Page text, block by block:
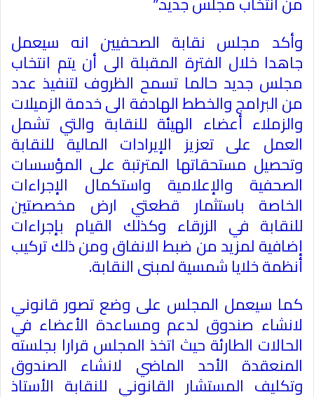
وأكد مجلس نقابة الصحفيين انه سيعمل
جاهدا خلال الفترة المقبلة الى أن يتم انتخاب
مجلس جديد حالما تسمح الظروف لتنفيذ عدد
من البرامج والخطط الهادفة الى خدمة الزميلات
والزملاء أعضاء الهيئة للنقابة والتي تشمل
العمل على تعزيز الإيرادات المالية للنقابة
وتحصيل مستحقاتها المترتبة على المؤسسات
الصحفية والإعلامية واستكمال الإجراءات
الخاصة باستثمار قطعتي ارض مخصصتين
للنقابة في الزرقاء وكذلك القيام بإجراءات
إضافية لمزيد من ضبط الانفاق ومن ذلك تركيب
أنظمة خلايا شمسية لمبنى النقابة.
كما سيعمل المجلس على وضع تصور قانوني
لانشاء صندوق لدعم ومساعدة الأعضاء في
الحالات الطارئة حيث اتخذ المجلس قرارا بجلسته
المنعقدة الأحد الماضي لانشاء الصندوق
وتكليف المستشار القانوني للنقابة الأستاذ